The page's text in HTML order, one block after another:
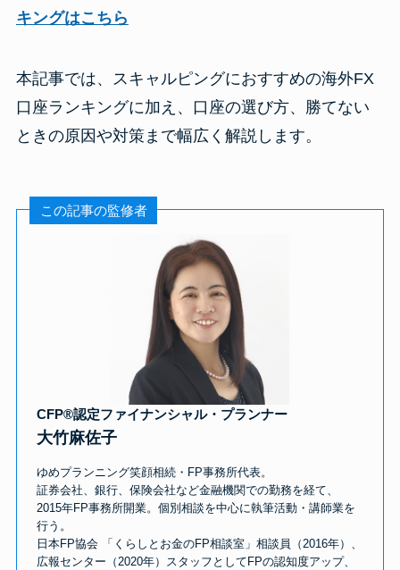
キングはこちら
本記事では、スキャルピングにおすすめの海外FX
口座ランキングに加え、口座の選び方、勝てない
ときの原因や対策まで幅広く解説します。
この記事の監修者
CFP®認定ファイナンシャル・プランナー
大竹麻佐子
ゆめプランニング笑顔相続・FP事務所代表。
証券会社、銀行、保険会社など金融機関での勤務を経て、
2015年FP事務所開業。個別相談を中心に執筆活動・講師業を
行う。
日本FP協会 「くらしとお金のFP相談室」相談員（2016年）、
広報センター（2020年）スタッフとしてFPの認知度アップ、